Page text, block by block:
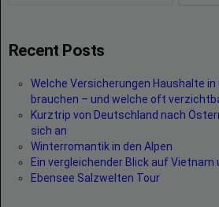
Recent Posts
Welche Versicherungen Haushalte
brauchen – und welche oft
Kurztrip von Deutschland nach
sich an
Winterromantik in den Alpen
Ein vergleichender Blick auf Vietnam
Ebensee Salzwelten Tour